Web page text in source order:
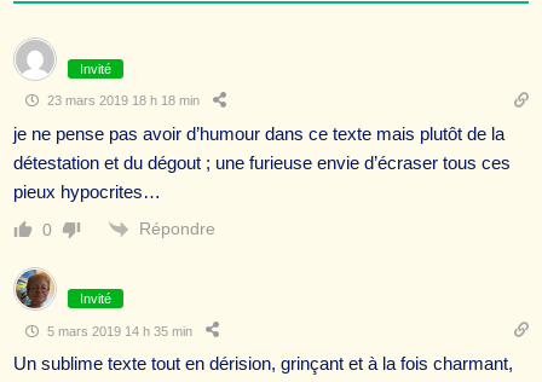
Invité
23 mars 2019 18 h 18 min
je ne pense pas avoir d’humour dans ce texte mais plutôt de la
détestation et du dégout ; une furieuse envie d’écraser tous ces
pieux hypocrites…
0 Répondre
Invité
5 mars 2019 14 h 35 min
Un sublime texte tout en dérision, grinçant et à la fois charmant,